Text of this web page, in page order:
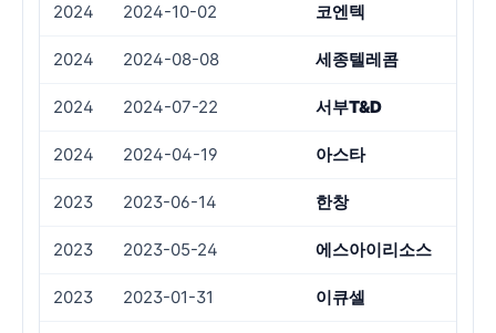
2024 2024-10-02 코엔텍
2024 2024-08-08 세종텔레콤
2024 2024-07-22 서부T&D
2024 2024-04-19 아스타
2023 2023-06-14 한창
2023 2023-05-24 에스아이리소스
2023 2023-01-31 이큐셀